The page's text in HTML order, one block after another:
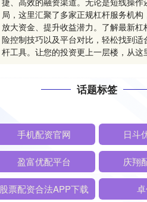
局，这里汇聚了多家正规杠杆服务机构
放大资金、提升收益潜力。了解最新杠
险控制技巧以及平台对比，轻松找到适
杆工具。让您的投资更上一层楼，从这
话题标签
手机配资官网 日斗
盈富优配平台 庆翔
股票配资合法APP下载